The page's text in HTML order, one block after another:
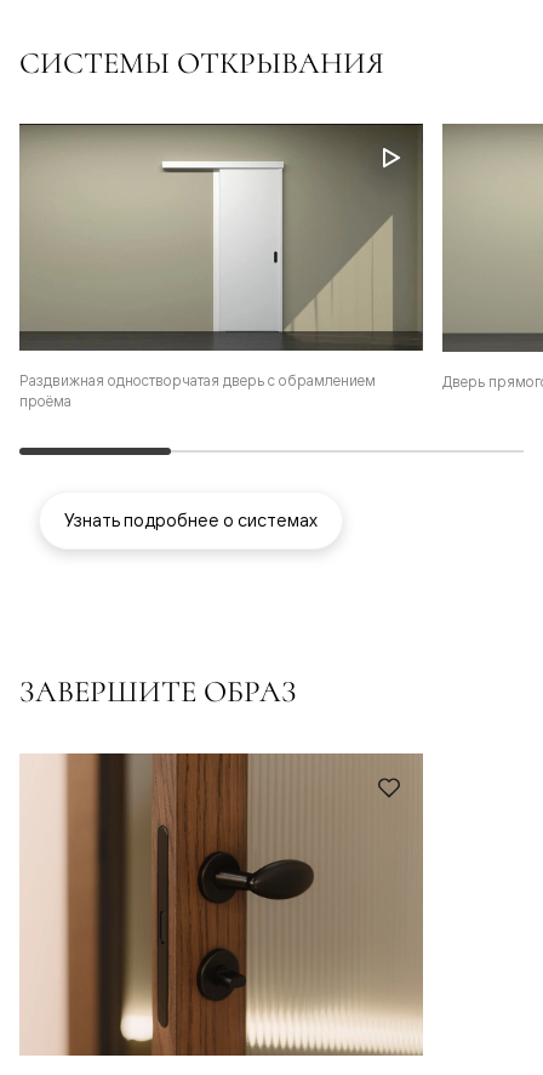
СИСТЕМЫ ОТКРЫВАНИЯ
Раздвижная одностворчатая дверь с обрамлением
проёма
Дверь
Узнать подробнее о системах
ЗАВЕРШИТЕ ОБРАЗ